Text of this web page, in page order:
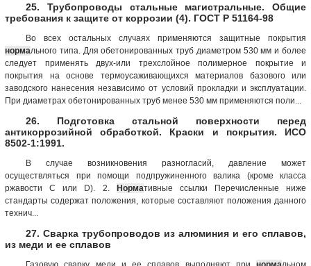
25. Трубопроводы стальные магистральные. Общие
требования к защите от коррозии (4). ГОСТ Р 51164-98
Во всех остальных случаях применяются защитные покрытия
нормального типа. Для обетонированных труб диаметром 530 мм и более
следует применять двух-или трехслойное полимерное покрытие и
покрытия на основе термоусаживающихся материалов базового или
заводского нанесения независимо от условий прокладки и эксплуатации.
При диаметрах обетонированных труб менее 530 мм применяются поли...
26. Подготовка стальной поверхности перед
антикоррозийной обработкой. Краски и покрытия. ИСО
8502-1:1991.
В случае возникновения разногласий, давление может
осуществляться при помощи подпружиненного валика (кроме класса
ржавости C или D). 2. Нормативные ссылки Перечисленные ниже
стандарты содержат положения, которые составляют положения данного
технич...
27. Сварка трубопроводов из алюминия и его сплавов,
из меди и ее сплавов